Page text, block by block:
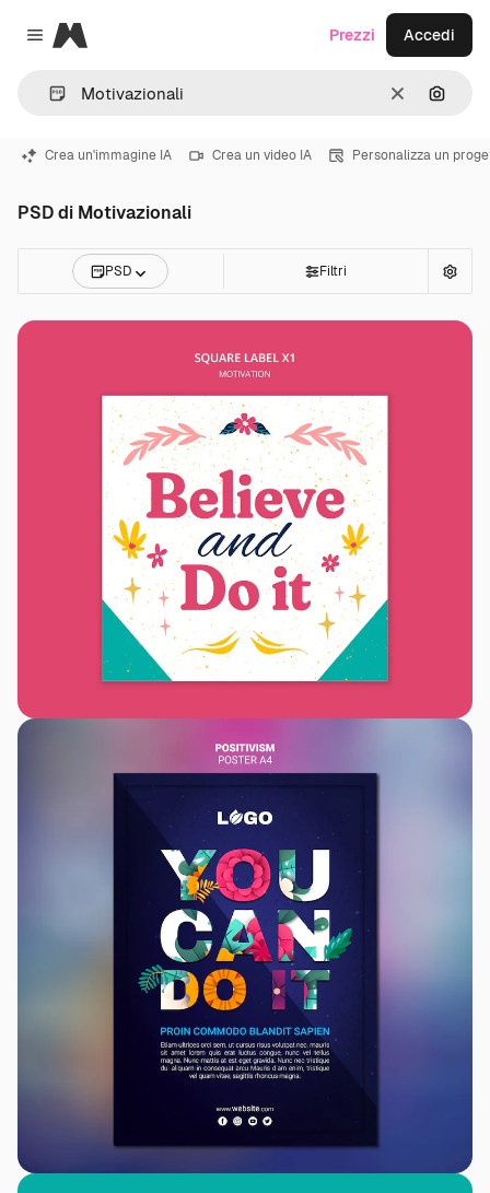
Close menu
Magnific
CancellaCerca
Prezzi Accedi
Crea un'immagine IA Crea un video IA Personalizza un
PSD di Motivazionali
PSD Filtri